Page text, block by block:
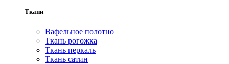
Ткани
Вафельное полотно
Ткань рогожка
Ткань перкаль
Ткань сатин